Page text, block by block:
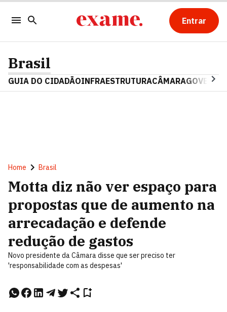
Entrar
Brasil
GUIA DO CIDADÃOINFRAESTRUTURACÂMARAGOVERNO
Home Brasil
Motta diz não ver espaço para
propostas que de aumento na
arrecadação e defende
redução de gastos
Novo presidente da Câmara disse que ser preciso ter
'responsabilidade com as despesas'